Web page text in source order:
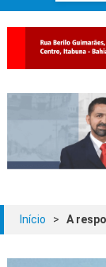
Início > A